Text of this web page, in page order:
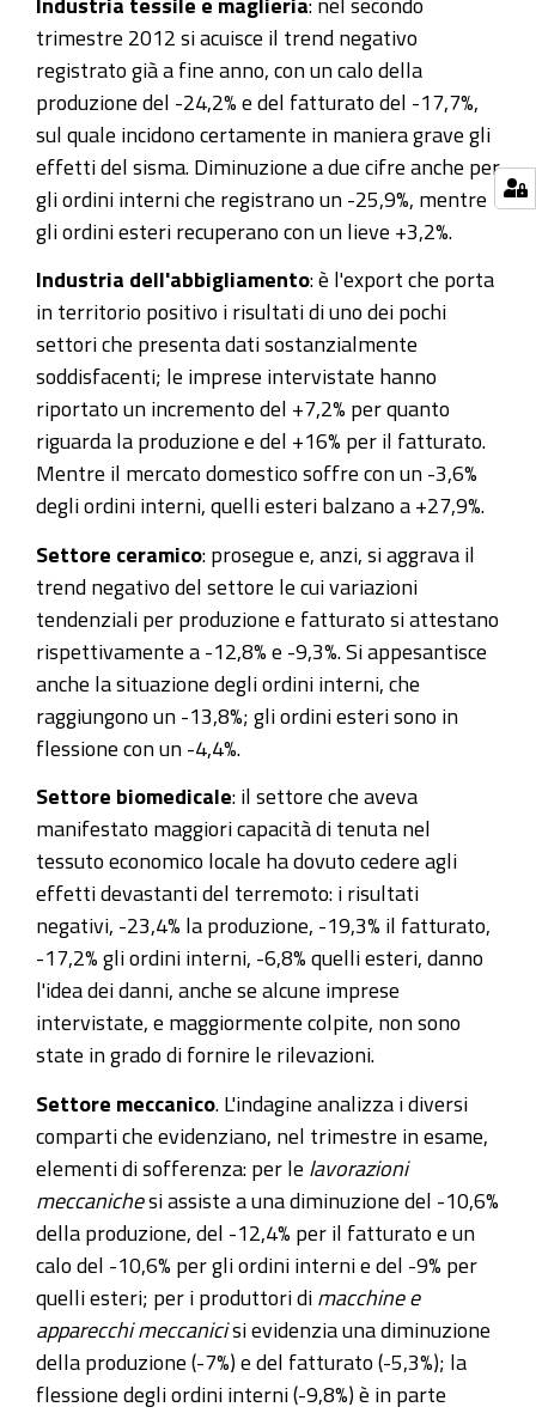
trimestre 2012 si acuisce il trend negativo
registrato già a fine anno, con un calo della
produzione del -24,2% e del fatturato del -17,7%,
sul quale incidono certamente in maniera grave gli
effetti del sisma. Diminuzione a due cifre anche per
gli ordini interni che registrano un -25,9%, mentre
gli ordini esteri recuperano con un lieve +3,2%.
Industria dell'abbigliamento: è l'export che porta
in territorio positivo i risultati di uno dei pochi
settori che presenta dati sostanzialmente
soddisfacenti; le imprese intervistate hanno
riportato un incremento del +7,2% per quanto
riguarda la produzione e del +16% per il fatturato.
Mentre il mercato domestico soffre con un -3,6%
degli ordini interni, quelli esteri balzano a +27,9%.
Settore ceramico: prosegue e, anzi, si aggrava il
trend negativo del settore le cui variazioni
tendenziali per produzione e fatturato si attestano
rispettivamente a -12,8% e -9,3%. Si appesantisce
anche la situazione degli ordini interni, che
raggiungono un -13,8%; gli ordini esteri sono in
flessione con un -4,4%.
Settore biomedicale: il settore che aveva
manifestato maggiori capacità di tenuta nel
tessuto economico locale ha dovuto cedere agli
effetti devastanti del terremoto: i risultati
negativi, -23,4% la produzione, -19,3% il fatturato,
-17,2% gli ordini interni, -6,8% quelli esteri, danno
l'idea dei danni, anche se alcune imprese
intervistate, e maggiormente colpite, non sono
state in grado di fornire le rilevazioni.
Settore meccanico . L'indagine analizza i diversi
comparti che evidenziano, nel trimestre in esame,
elementi di sofferenza: per le lavorazioni
meccanichesi assiste a una diminuzione del -10,6%
della produzione, del -12,4% per il fatturato e un
calo del -10,6% per gli ordini interni e del -9% per
quelli esteri; per i produttori di macchine e
apparecchi meccanicisi evidenzia una diminuzione
della produzione (-7%) e del fatturato (-5,3%); la
flessione degli ordini interni (-9,8%) è in parte